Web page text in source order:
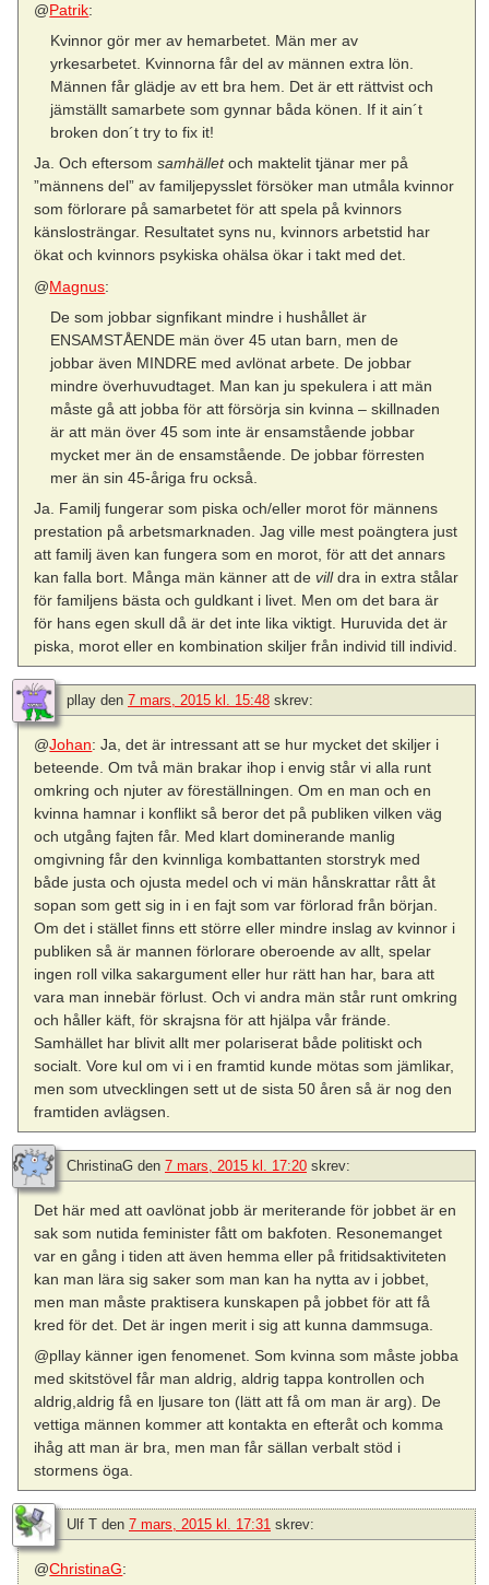
@Patrik:
Kvinnor gör mer av hemarbetet. Män mer av
yrkesarbetet. Kvinnorna får del av männen extra lön.
Männen får glädje av ett bra hem. Det är ett rättvist och
jämställt samarbete som gynnar båda könen. If it ain´t
broken don´t try to fix it!
Ja. Och eftersomsamhälletoch maktelit tjänar mer på
”männens del” av familjepysslet försöker man utmåla kvinnor
som förlorare på samarbetet för att spela på kvinnors
känslosträngar. Resultatet syns nu, kvinnors arbetstid har
ökat och kvinnors psykiska ohälsa ökar i takt med det.
@Magnus:
De som jobbar signfikant mindre i hushållet är
ENSAMSTÅENDE män över 45 utan barn, men de
jobbar även MINDRE med avlönat arbete. De jobbar
mindre överhuvudtaget. Man kan ju spekulera i att män
måste gå att jobba för att försörja sin kvinna – skillnaden
är att män över 45 som inte är ensamstående jobbar
mycket mer än de ensamstående. De jobbar förresten
mer än sin 45-åriga fru också.
Ja. Familj fungerar som piska och/eller morot för männens
prestation på arbetsmarknaden. Jag ville mest poängtera just
att familj även kan fungera som en morot, för att det annars
kan falla bort. Många män känner att devilldra in extra stålar
för familjens bästa och guldkant i livet. Men om det bara är
för hans egen skull då är det inte lika viktigt. Huruvida det är
piska, morot eller en kombination skiljer från individ till individ.
pllay den 7 mars, 2015 kl. 15:48 skrev:
@Johan: Ja, det är intressant att se hur mycket det skiljer i
beteende. Om två män brakar ihop i envig står vi alla runt
omkring och njuter av föreställningen. Om en man och en
kvinna hamnar i konflikt så beror det på publiken vilken väg
och utgång fajten får. Med klart dominerande manlig
omgivning får den kvinnliga kombattanten storstryk med
både justa och ojusta medel och vi män hånskrattar rått åt
sopan som gett sig in i en fajt som var förlorad från början.
Om det i stället finns ett större eller mindre inslag av kvinnor i
publiken så är mannen förlorare oberoende av allt, spelar
ingen roll vilka sakargument eller hur rätt han har, bara att
vara man innebär förlust. Och vi andra män står runt omkring
och håller käft, för skrajsna för att hjälpa vår frände.
Samhället har blivit allt mer polariserat både politiskt och
socialt. Vore kul om vi i en framtid kunde mötas som jämlikar,
men som utvecklingen sett ut de sista 50 åren så är nog den
framtiden avlägsen.
ChristinaG den 7 mars, 2015 kl. 17:20 skrev:
Det här med att oavlönat jobb är meriterande för jobbet är en
sak som nutida feminister fått om bakfoten. Resonemanget
var en gång i tiden att även hemma eller på fritidsaktiviteten
kan man lära sig saker som man kan ha nytta av i jobbet,
men man måste praktisera kunskapen på jobbet för att få
kred för det. Det är ingen merit i sig att kunna dammsuga.
@pllay känner igen fenomenet. Som kvinna som måste jobba
med skitstövel får man aldrig, aldrig tappa kontrollen och
aldrig,aldrig få en ljusare ton (lätt att få om man är arg). De
vettiga männen kommer att kontakta en efteråt och komma
ihåg att man är bra, men man får sällan verbalt stöd i
stormens öga.
Ulf T den 7 mars, 2015 kl. 17:31 skrev:
@ChristinaG: